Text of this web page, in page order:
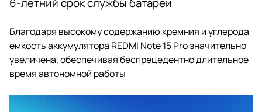
Благодаря высокому содержанию кремния и углерода
емкость аккумулятора REDMI Note 15 Pro значительно
увеличена, обеспечивая беспрецедентно длительное
время автономной работы